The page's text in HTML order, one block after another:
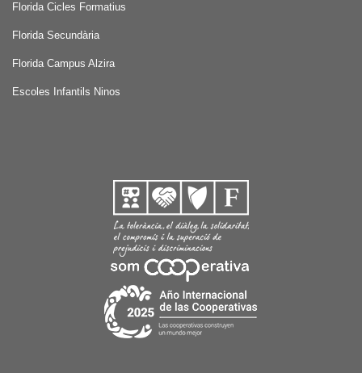
Florida Cicles Formatius
Florida Secundària
Florida Campus Alzira
Escoles Infantils Ninos